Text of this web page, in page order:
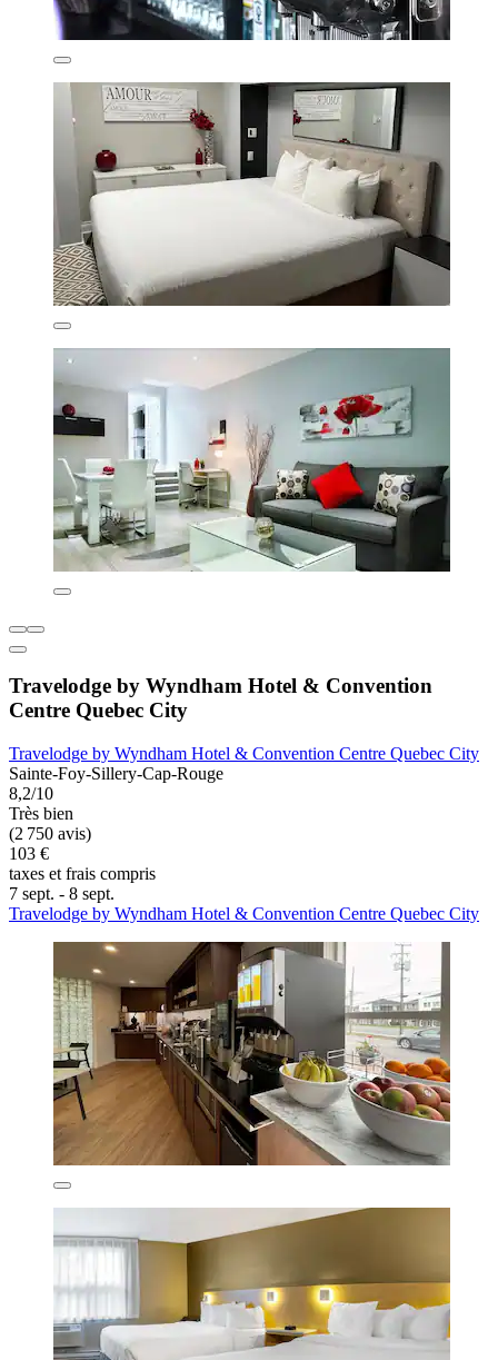
Travelodge by Wyndham Hotel & Convention
Centre Quebec City
Travelodge by Wyndham Hotel & Convention Centre Quebec City
Sainte-Foy-Sillery-Cap-Rouge
8,2/10
Très bien
(2 750 avis)
103 €
taxes et frais compris
7 sept. - 8 sept.
Travelodge by Wyndham Hotel & Convention Centre Quebec City